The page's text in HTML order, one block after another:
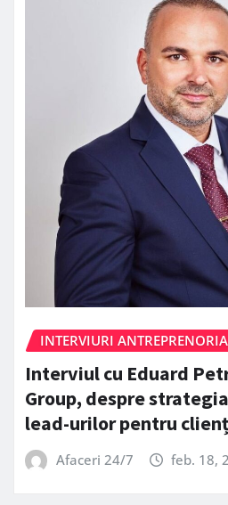
INTERVIURI
Interviul cu Eduard
Group, despre
lead-urilor pentru
Afaceri 24/7 feb. 18,